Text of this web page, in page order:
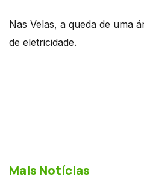
Nas Velas, a queda de uma
de eletricidade.
Mais Notícias